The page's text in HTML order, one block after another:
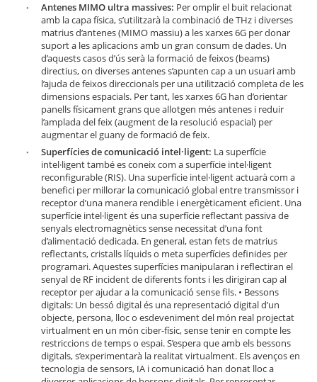
Antenes MIMO ultra massives: Per omplir el buit relacionat
amb la capa física, s’utilitzarà la combinació de THz i diverses
matrius d’antenes (MIMO massiu) a les xarxes 6G per donar
suport a les aplicacions amb un gran consum de dades. Un
d’aquests casos d’ús serà la formació de feixos (beams)
directius, on diverses antenes s’apunten cap a un usuari amb
l’ajuda de feixos direccionals per una utilització completa de les
dimensions espacials. Per tant, les xarxes 6G han d’orientar
panells físicament grans que allotgen més antenes i reduir
l’amplada del feix (augment de la resolució espacial) per
augmentar el guany de formació de feix.
Superfícies de comunicació intel·ligent: La superfície
intel·ligent també es coneix com a superfície intel·ligent
reconfigurable (RIS). Una superfície intel·ligent actuarà com a
benefici per millorar la comunicació global entre transmissor i
receptor d’una manera rendible i energèticament eficient. Una
superfície intel·ligent és una superfície reflectant passiva de
senyals electromagnètics sense necessitat d’una font
d’alimentació dedicada. En general, estan fets de matrius
reflectants, cristalls líquids o meta superfícies definides per
programari. Aquestes superfícies manipularan i reflectiran el
senyal de RF incident de diferents fonts i les dirigiran cap al
receptor per ajudar a la comunicació sense fils. • Bessons
digitals: Un bessó digital és una representació digital d’un
objecte, persona, lloc o esdeveniment del món real projectat
virtualment en un món ciber-físic, sense tenir en compte les
restriccions de temps o espai. S’espera que amb els bessons
digitals, s’experimentarà la realitat virtualment. Els avenços en
tecnologia de sensors, IA i comunicació han donat lloc a